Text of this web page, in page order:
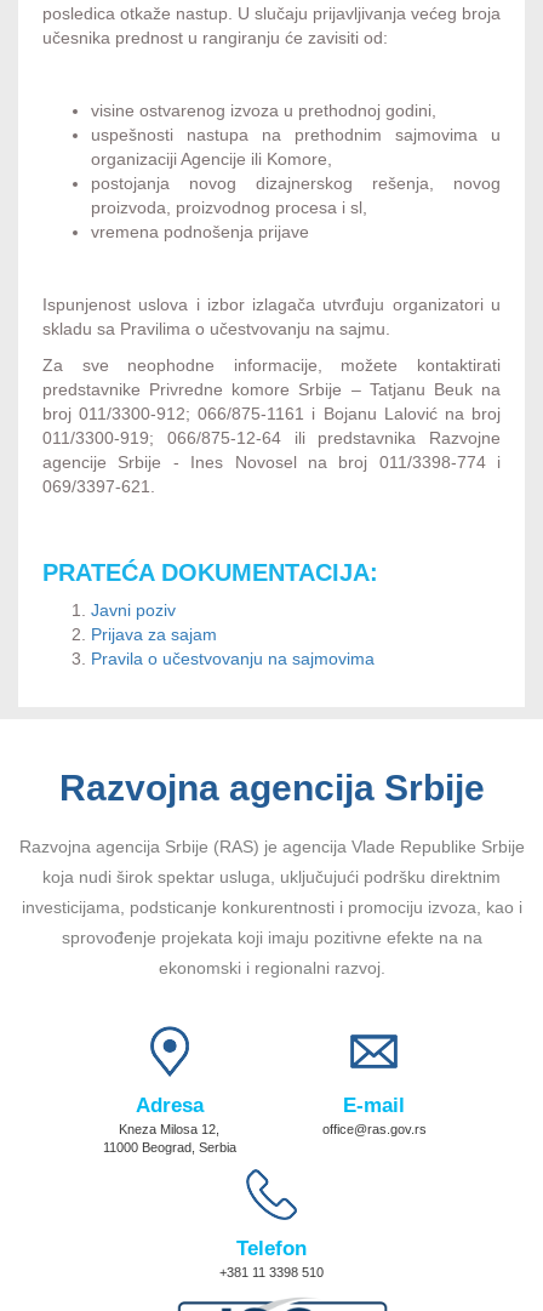
posledica otkaže nastup. U slučaju prijavljivanja većeg broja
učesnika prednost u rangiranju će zavisiti od:
visine ostvarenog izvoza u prethodnoj godini,
uspešnosti nastupa na prethodnim sajmovima u
organizaciji Agencije ili Komore,
postojanja novog dizajnerskog rešenja, novog
proizvoda, proizvodnog procesa i sl,
vremena podnošenja prijave
Ispunjenost uslova i izbor izlagača utvrđuju organizatori u
skladu sa Pravilima o učestvovanju na sajmu.
Za sve neophodne informacije, možete kontaktirati
predstavnike Privredne komore Srbije – Tatjanu Beuk na
broj 011/3300-912; 066/875-1161 i Bojanu Lalović na broj
011/3300-919; 066/875-12-64 ili predstavnika Razvojne
agencije Srbije - Ines Novosel na broj 011/3398-774 i
069/3397-621.
PRATEĆA DOKUMENTACIJA:
Javni poziv
Prijava za sajam
Pravila o učestvovanju na sajmovima
Razvojna agencija Srbije
Razvojna agencija Srbije (RAS) je agencija Vlade Republike Srbije
koja nudi širok spektar usluga, uključujući podršku direktnim
investicijama, podsticanje konkurentnosti i promociju izvoza, kao i
sprovođenje projekata koji imaju pozitivne efekte na na
ekonomski i regionalni razvoj.
Adresa
Kneza Milosa 12,
11000 Beograd, Serbia
E-mail
office@ras.gov.rs
Telefon
+381 11 3398 510